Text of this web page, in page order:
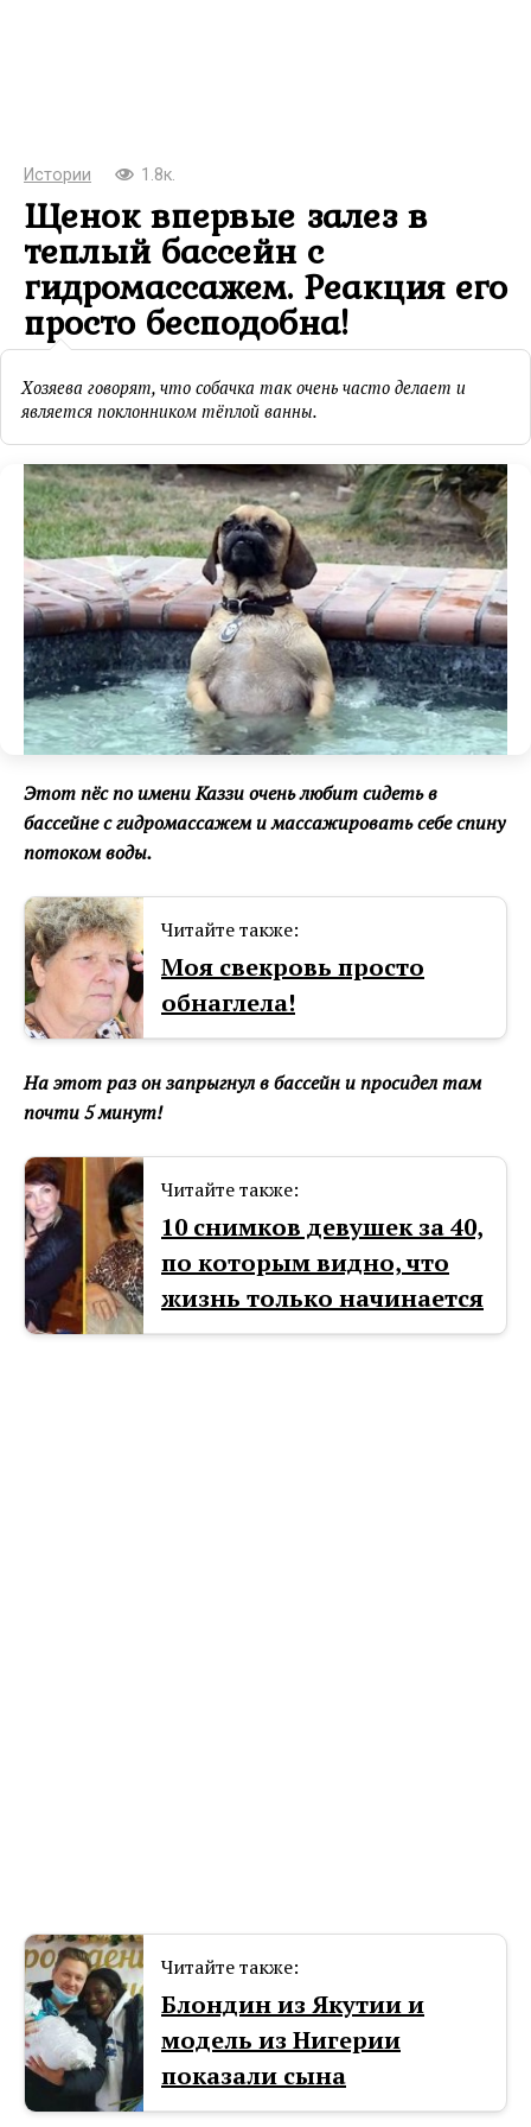
Истории 1.8к.
Щенок впервые залез в
теплый бассейн с
гидромассажем. Реакция его
просто бесподобна!
Хозяева говорят, что собачка так очень часто делает и
является поклонником тёплой ванны.
Этот пёс по имени Каззи очень любит сидеть в
бассейне с гидромассажем и массажировать себе спину
потоком воды.
Читайте также:
Моя свекровь просто
обнаглела!
На этот раз он запрыгнул в бассейн и просидел там
почти 5 минут!
Читайте также:
10 снимков девушек за 40,
по которым видно, что
жизнь только начинается
Читайте также:
Блондин из Якутии и
модель из Нигерии
показали сына